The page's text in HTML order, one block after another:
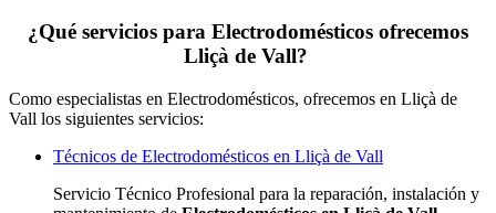
¿Qué servicios para Electrodomésticos ofrecemos
Lliçà de Vall?
Como especialistas en Electrodomésticos, ofrecemos en Lliçà de
Vall los siguientes servicios:
Técnicos de Electrodomésticos en Lliçà de Vall
Servicio Técnico Profesional para la reparación, instalación y